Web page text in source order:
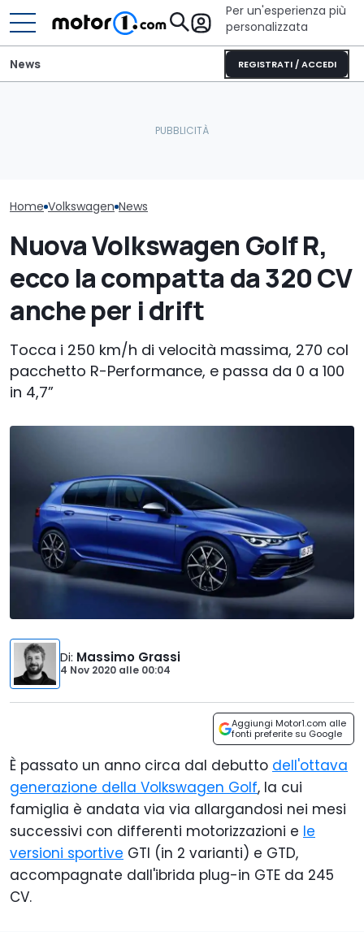
Per un'esperienza più
personalizzata
REGISTRATI / ACCEDI
News
Home Volkswagen News
Nuova Volkswagen Golf R,
ecco la compatta da 320 CV
anche per i drift
Tocca i 250 km/h di velocità massima, 270 col
pacchetto R-Performance, e passa da 0 a 100
in 4,7”
Di: Massimo Grassi
4 Nov 2020 alle 00:04
Aggiungi Motor1.com alle
fonti preferite su Google
È passato un anno circa dal debutto dell'ottava
generazione della Volkswagen Golf, la cui
famiglia è andata via via allargandosi nei mesi
successivi con differenti motorizzazioni e le
versioni sportive GTI (in 2 varianti) e GTD,
accompagnate dall'ibrida plug-in GTE da 245
CV.